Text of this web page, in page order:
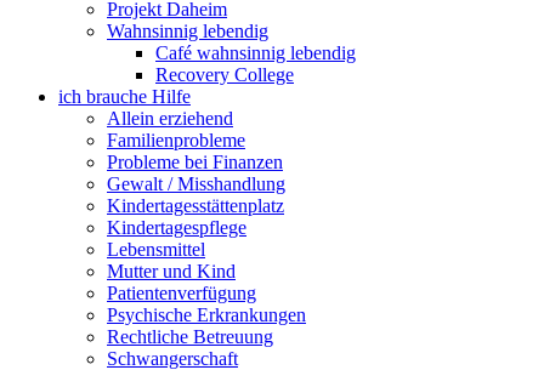
Projekt Daheim
Wahnsinnig lebendig
Café wahnsinnig lebendig
Recovery College
ich brauche Hilfe
Allein erziehend
Familienprobleme
Probleme bei Finanzen
Gewalt / Misshandlung
Kindertagesstättenplatz
Kindertagespflege
Lebensmittel
Mutter und Kind
Patientenverfügung
Psychische Erkrankungen
Rechtliche Betreuung
Schwangerschaft